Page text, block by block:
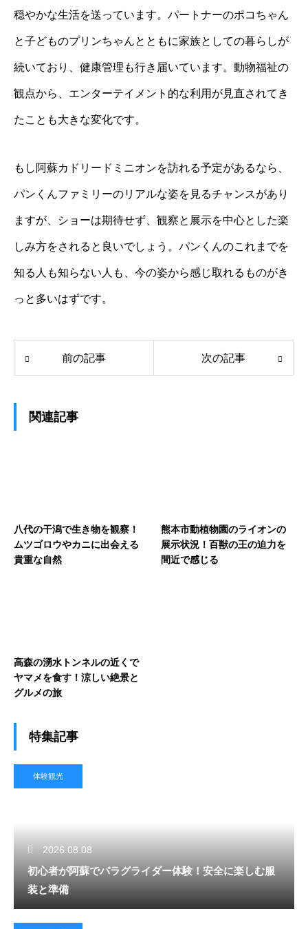
穏やかな生活を送っています。パートナーのポコちゃん
と子どものプリンちゃんとともに家族としての暮らしが
続いており、健康管理も行き届いています。動物福祉の
観点から、エンターテイメント的な利用が見直されてき
たことも大きな変化です。
もし阿蘇カドリードミニオンを訪れる予定があるなら、
パンくんファミリーのリアルな姿を見るチャンスがあり
ますが、ショーは期待せず、観察と展示を中心とした楽
しみ方をされると良いでしょう。パンくんのこれまでを
知る人も知らない人も、今の姿から感じ取れるものがき
っと多いはずです。
前の記事 次の記事
関連記事
八代の干潟で生き物を観察！
ムツゴロウやカニに出会える
貴重な自然
熊本市動植物園のライオンの
展示状況！百獣の王の迫力を
間近で感じる
高森の湧水トンネルの近くで
ヤマメを食す！涼しい絶景と
グルメの旅
特集記事
体験観光
2026.08.08
初心者が阿蘇でパラグライダー体験！安全に楽しむ服
装と準備